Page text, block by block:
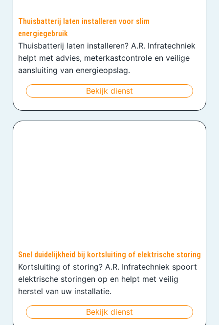
Thuisbatterij laten installeren voor slim
energiegebruik
Thuisbatterij laten installeren? A.R. Infratechniek
helpt met advies, meterkastcontrole en veilige
aansluiting van energieopslag.
Bekijk dienst
Snel duidelijkheid bij kortsluiting of elektrische storing
Kortsluiting of storing? A.R. Infratechniek spoort
elektrische storingen op en helpt met veilig
herstel van uw installatie.
Bekijk dienst